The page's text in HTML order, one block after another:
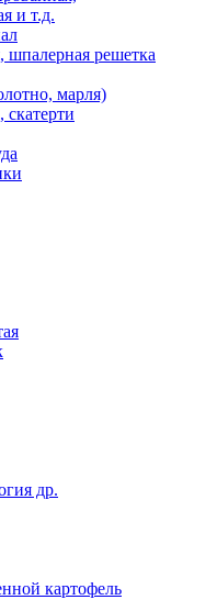
и т.д.
шпалерная решетка
марля)
скатерти
др.
картофель